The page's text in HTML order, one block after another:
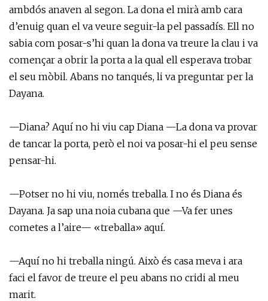
ambdós anaven al segon. La dona el mirà amb cara
d’enuig quan el va veure seguir-la pel passadís. Ell no
sabia com posar-s’hi quan la dona va treure la clau i va
començar a obrir la porta a la qual ell esperava trobar
el seu mòbil. Abans no tanqués, li va preguntar per la
Dayana.
—Diana? Aquí no hi viu cap Diana —La dona va provar
de tancar la porta, però el noi va posar-hi el peu sense
pensar-hi.
—Potser no hi viu, només treballa. I no és Diana és
Dayana. Ja sap una noia cubana que —Va fer unes
cometes a l’aire— «treballa» aquí.
—Aquí no hi treballa ningú. Això és casa meva i ara
faci el favor de treure el peu abans no cridi al meu
marit.